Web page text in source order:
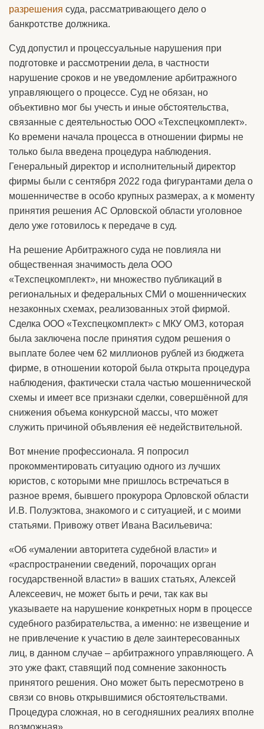
разрешения суда, рассматривающего дело о
банкротстве должника.
Суд допустил и процессуальные нарушения при
подготовке и рассмотрении дела, в частности
нарушение сроков и не уведомление арбитражного
управляющего о процессе. Суд не обязан, но
объективно мог бы учесть и иные обстоятельства,
связанные с деятельностью ООО «Техспецкомплект».
Ко времени начала процесса в отношении фирмы не
только была введена процедура наблюдения.
Генеральный директор и исполнительный директор
фирмы были с сентября 2022 года фигурантами дела о
мошенничестве в особо крупных размерах, а к моменту
принятия решения АС Орловской области уголовное
дело уже готовилось к передаче в суд.
На решение Арбитражного суда не повлияла ни
общественная значимость дела ООО
«Техспецкомплект», ни множество публикаций в
региональных и федеральных СМИ о мошеннических
незаконных схемах, реализованных этой фирмой.
Сделка ООО «Техспецкомплект» с МКУ ОМЗ, которая
была заключена после принятия судом решения о
выплате более чем 62 миллионов рублей из бюджета
фирме, в отношении которой была открыта процедура
наблюдения, фактически стала частью мошеннической
схемы и имеет все признаки сделки, совершённой для
снижения объема конкурсной массы, что может
служить причиной объявления её недействительной.
Вот мнение профессионала. Я попросил
прокомментировать ситуацию одного из лучших
юристов, с которыми мне пришлось встречаться в
разное время, бывшего прокурора Орловской области
И.В. Полуэктова, знакомого и с ситуацией, и с моими
статьями. Привожу ответ Ивана Васильевича:
«Об «умалении авторитета судебной власти» и
«распространении сведений, порочащих орган
государственной власти» в ваших статьях, Алексей
Алексеевич, не может быть и речи, так как вы
указываете на нарушение конкретных норм в процессе
судебного разбирательства, а именно: не извещение и
не привлечение к участию в деле заинтересованных
лиц, в данном случае – арбитражного управляющего. А
это уже факт, ставящий под сомнение законность
принятого решения. Оно может быть пересмотрено в
связи со вновь открывшимися обстоятельствами.
Процедура сложная, но в сегодняшних реалиях вполне
возможная».